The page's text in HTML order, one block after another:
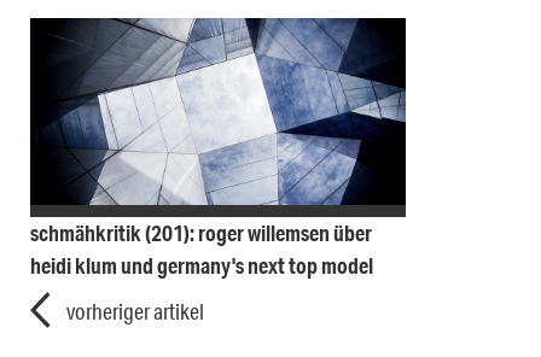
schmähkritik (201): roger willemsen über
heidi klum und germany's next top model
vorheriger artikel